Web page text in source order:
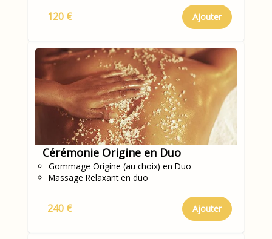
120 € Ajouter
Cérémonie Origine en Duo
Gommage Origine (au choix) en Duo
Massage Relaxant en duo
240 € Ajouter